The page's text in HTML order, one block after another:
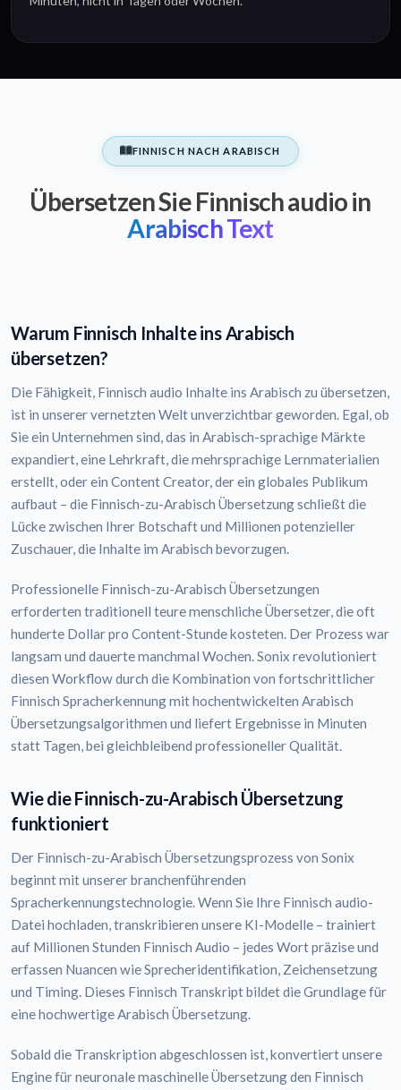
FINNISCH NACH ARABISCH
Übersetzen Sie Finnisch audio in
Arabisch Text
Warum Finnisch Inhalte ins Arabisch
übersetzen?
Die Fähigkeit, Finnisch audio Inhalte ins Arabisch zu übersetzen,
ist in unserer vernetzten Welt unverzichtbar geworden. Egal, ob
Sie ein Unternehmen sind, das in Arabisch-sprachige Märkte
expandiert, eine Lehrkraft, die mehrsprachige Lernmaterialien
erstellt, oder ein Content Creator, der ein globales Publikum
aufbaut – die Finnisch-zu-Arabisch Übersetzung schließt die
Lücke zwischen Ihrer Botschaft und Millionen potenzieller
Zuschauer, die Inhalte im Arabisch bevorzugen.
Professionelle Finnisch-zu-Arabisch Übersetzungen
erforderten traditionell teure menschliche Übersetzer, die oft
hunderte Dollar pro Content-Stunde kosteten. Der Prozess war
langsam und dauerte manchmal Wochen. Sonix revolutioniert
diesen Workflow durch die Kombination von fortschrittlicher
Finnisch Spracherkennung mit hochentwickelten Arabisch
Übersetzungsalgorithmen und liefert Ergebnisse in Minuten
statt Tagen, bei gleichbleibend professioneller Qualität.
Wie die Finnisch-zu-Arabisch Übersetzung
funktioniert
Der Finnisch-zu-Arabisch Übersetzungsprozess von Sonix
beginnt mit unserer branchenführenden
Spracherkennungstechnologie. Wenn Sie Ihre Finnisch audio-
Datei hochladen, transkribieren unsere KI-Modelle – trainiert
auf Millionen Stunden Finnisch Audio – jedes Wort präzise und
erfassen Nuancen wie Sprecheridentifikation, Zeichensetzung
und Timing. Dieses Finnisch Transkript bildet die Grundlage für
eine hochwertige Arabisch Übersetzung.
Sobald die Transkription abgeschlossen ist, konvertiert unsere
Engine für neuronale maschinelle Übersetzung den Finnisch